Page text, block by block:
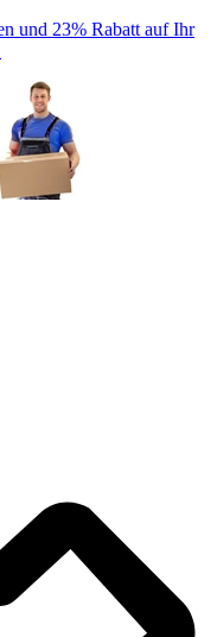
und 23% Rabatt auf Ihr